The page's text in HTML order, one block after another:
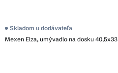
Mexen Elza, umývadlo na dosku
Skladom u dodávateľa